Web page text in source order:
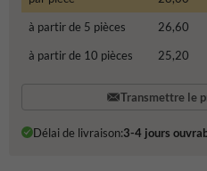
à partir de 5 pièces
26,60
à partir de 10 pièces
25,20
Transmettre le
Délai de livraison:3-4 jours